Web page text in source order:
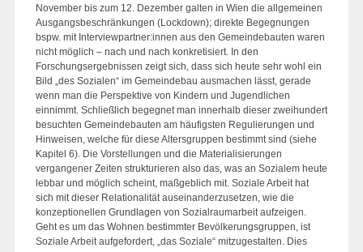
November bis zum 12. Dezember galten in Wien die allgemeinen
Ausgangsbeschränkungen (Lockdown); direkte Begegnungen
bspw. mit Interviewpartner:innen aus den Gemeindebauten waren
nicht möglich – nach und nach konkretisiert. In den
Forschungsergebnissen zeigt sich, dass sich heute sehr wohl ein
Bild „des Sozialen“ im Gemeindebau ausmachen lässt, gerade
wenn man die Perspektive von Kindern und Jugendlichen
einnimmt. Schließlich begegnet man innerhalb dieser zweihundert
besuchten Gemeindebauten am häufigsten Regulierungen und
Hinweisen, welche für diese Altersgruppen bestimmt sind (siehe
Kapitel 6). Die Vorstellungen und die Materialisierungen
vergangener Zeiten strukturieren also das, was an Sozialem heute
lebbar und möglich scheint, maßgeblich mit. Soziale Arbeit hat
sich mit dieser Relationalität auseinanderzusetzen, wie die
konzeptionellen Grundlagen von Sozialraumarbeit aufzeigen.
Geht es um das Wohnen bestimmter Bevölkerungsgruppen, ist
Soziale Arbeit aufgefordert, „das Soziale“ mitzugestalten. Dies